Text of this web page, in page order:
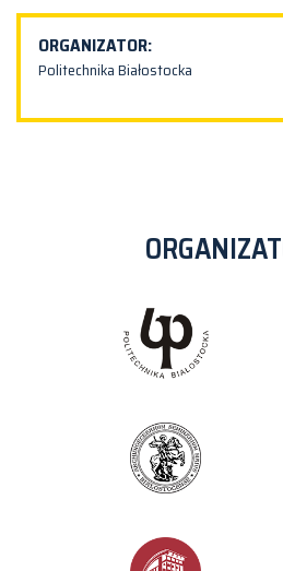
ORGANIZATOR:
Politechnika Białostocka